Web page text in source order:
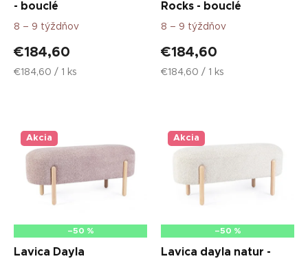
o
v
- bouclé
8 – 9 týždňov
€184,60
Jednotková
€184,60 / 1 ks
Rocks - bouclé
8 – 9 týždňov
€184,60
Jednotková
€184,60 / 1 ks
Akcia
–50 %
Lavica Dayla
Akcia
–50 %
Lavica dayla natur -